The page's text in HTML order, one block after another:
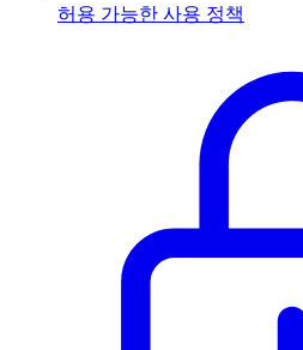
허용 가능한 사용 정책